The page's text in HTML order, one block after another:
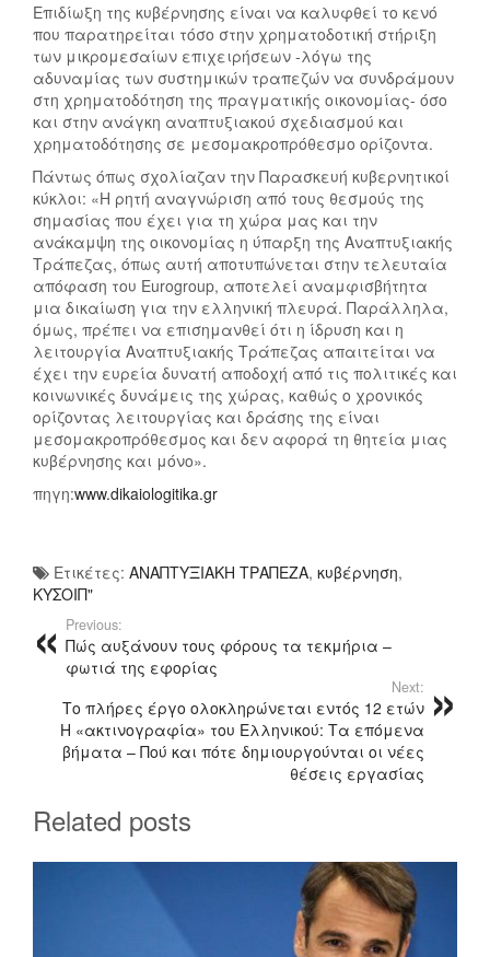
Επιδίωξη της κυβέρνησης είναι να καλυφθεί το κενό
που παρατηρείται τόσο στην χρηματοδοτική στήριξη
των μικρομεσαίων επιχειρήσεων -λόγω της
αδυναμίας των συστημικών τραπεζών να συνδράμουν
στη χρηματοδότηση της πραγματικής οικονομίας- όσο
και στην ανάγκη αναπτυξιακού σχεδιασμού και
χρηματοδότησης σε μεσομακροπρόθεσμο ορίζοντα.
Πάντως όπως σχολίαζαν την Παρασκευή κυβερνητικοί
κύκλοι: «Η ρητή αναγνώριση από τους θεσμούς της
σημασίας που έχει για τη χώρα μας και την
ανάκαμψη της οικονομίας η ύπαρξη της Αναπτυξιακής
Τράπεζας, όπως αυτή αποτυπώνεται στην τελευταία
απόφαση του Eurogroup, αποτελεί αναμφισβήτητα
μια δικαίωση για την ελληνική πλευρά. Παράλληλα,
όμως, πρέπει να επισημανθεί ότι η ίδρυση και η
λειτουργία Αναπτυξιακής Τράπεζας απαιτείται να
έχει την ευρεία δυνατή αποδοχή από τις πολιτικές και
κοινωνικές δυνάμεις της χώρας, καθώς ο χρονικός
ορίζοντας λειτουργίας και δράσης της είναι
μεσομακροπρόθεσμος και δεν αφορά τη θητεία μιας
κυβέρνησης και μόνο».
πηγη:www.dikaiologitika.gr
Ετικέτες: ΑΝΑΠΤΥΞΙΑΚΗ ΤΡΑΠΕΖΑ, κυβέρνηση,
ΚΥΣΟΙΠ"
Previous:
Πώς αυξάνουν τους φόρους τα τεκμήρια –
φωτιά της εφορίας
Next:
Το πλήρες έργο ολοκληρώνεται εντός 12 ετών
Η «ακτινογραφία» του Ελληνικού: Τα επόμενα
βήματα – Πού και πότε δημιουργούνται οι νέες
θέσεις εργασίας
Related posts